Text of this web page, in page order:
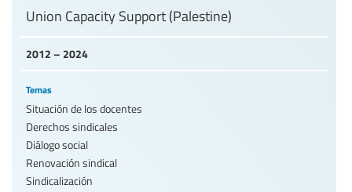
2012 – 2024
Union Capacity Support (Palestine)
Temas
Situación de los docentes
Derechos sindicales
Diálogo social
Renovación sindical
Sindicalización